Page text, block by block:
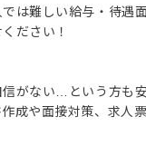
は難しい給与・待遇
ださい！
がない…という方も安
成や面接対策、求人